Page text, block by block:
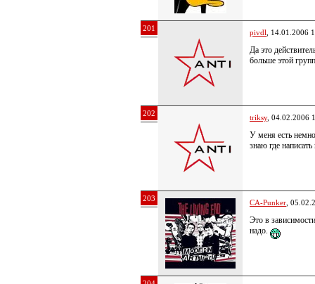
201 pivdl , 14.01.2006
Да это
больше этой
202 triksy, 04.02.2006
У меня есть
знаю где
203 CA-Punker ,
Это в
надо.